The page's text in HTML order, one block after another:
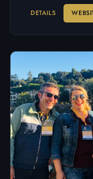
DETAILS